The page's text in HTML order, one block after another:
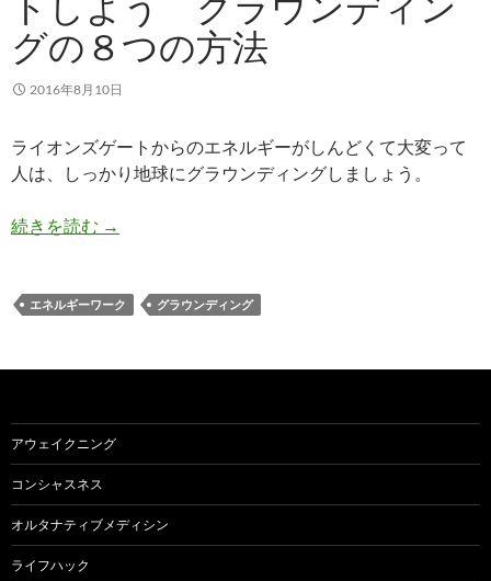
グの８つの方法
2016年8月10日
ライオンズゲートからのエネルギーがしんどくて大変って
人は、しっかり地球にグラウンディングしましょう。
続きを読む 地球のエネルギーにコネクトしよう グラウン
→
エネルギーワーク グラウンディング
アウェイクニング
コンシャスネス
オルタナティブメディシン
ライフハック